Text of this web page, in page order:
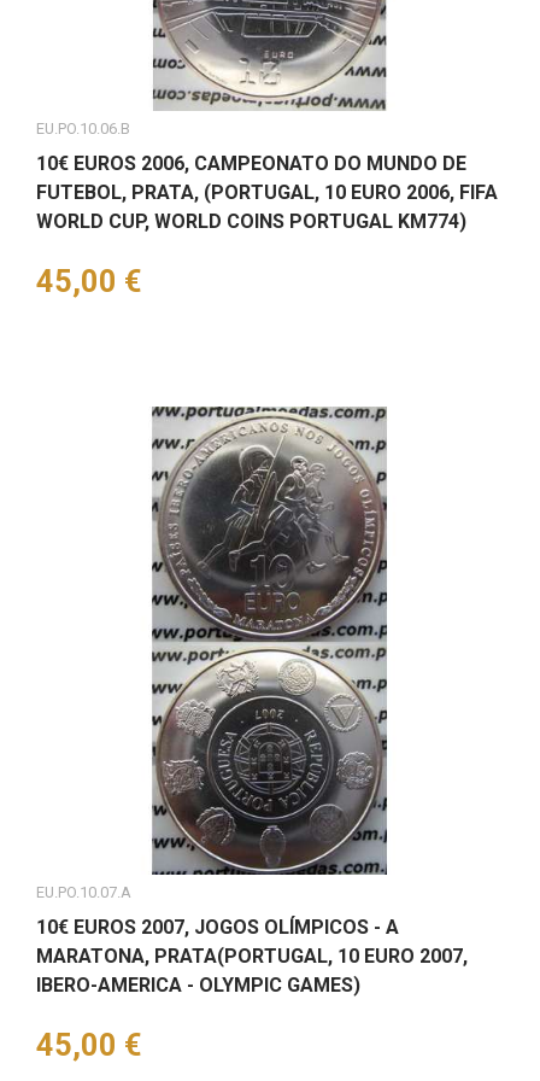
EU.PO.10.06.B
10€ EUROS 2006, CAMPEONATO DO MUNDO DE
FUTEBOL, PRATA, (PORTUGAL, 10 EURO 2006, FIFA
WORLD CUP, WORLD COINS PORTUGAL KM774)
Preço
45,00 €
EU.PO.10.07.A
10€ EUROS 2007, JOGOS OLÍMPICOS - A
MARATONA, PRATA(PORTUGAL, 10 EURO 2007,
IBERO-AMERICA - OLYMPIC GAMES)
Preço
45,00 €